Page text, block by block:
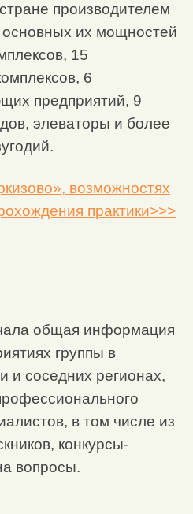
производителем
их мощностей
15
6
предприятий, 9
элеваторы и более
возможностях
практики>>>
общая информация
группы в
и соседних регионах,
в том числе из
конкурсы-
вопросы.